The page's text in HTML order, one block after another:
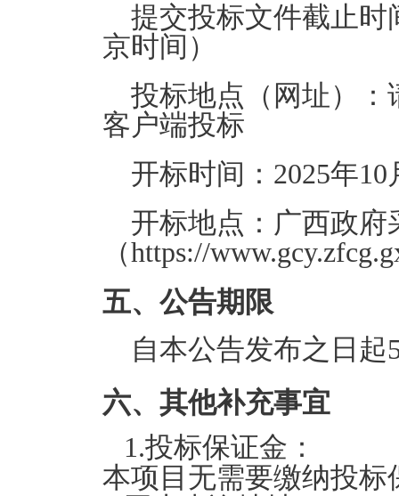
提交投标文件截止时
京时间）
投标地点（网址）：
客户端投标
开标时间： 2025年10
开标地点： 广西政府
（https://
五、公告期限
自本公告发布之日起
六、其他补充事宜
1.投标保证金：
本项目无需要缴纳投标